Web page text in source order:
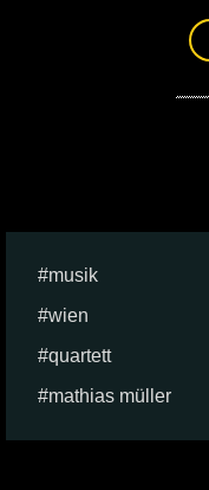
musik
wien
quartett
mathias müller